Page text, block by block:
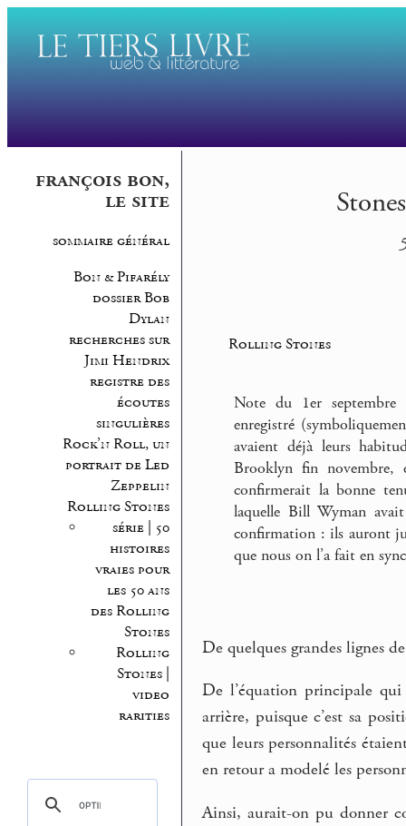
françois bon,
le site
sommaire général
Bon & Pifarély
dossier Bob
Dylan
recherches sur
Jimi Hendrix
registre des
écoutes
singulières
Rock’n Roll, un
portrait de Led
Zeppelin
Rolling Stones
série | 50
histoires
vraies pour
les 50 ans
des Rolling
Stones
Rolling
Stones |
video
rarities
Rolling Stones
Note du 1er septembre
enregistré
avaient déjà leurs
Brooklyn fin novembre,
confirmerait la bonne
laquelle Bill Wyman
confirmation : ils auront
que nous on l’a fait en
De quelques grandes lignes
De l’équation principale qui
arrière, puisque c’est sa
que leurs personnalités
en retour a modelé les
Ainsi, aurait-on pu donner